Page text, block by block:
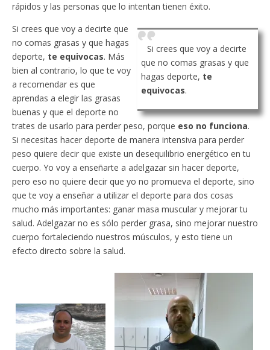
rápidos y las personas que lo intentan tienen éxito.
Si crees que voy a decirte
que no comas grasas y que
hagas deporte, te
equivocas.
Si crees que voy a decirte que
no comas grasas y que hagas
deporte, te equivocas. Más
bien al contrario, lo que te voy
a recomendar es que
aprendas a elegir las grasas
buenas y que el deporte no
trates de usarlo para perder peso, porque eso no funciona.
Si necesitas hacer deporte de manera intensiva para perder
peso quiere decir que existe un desequilibrio energético en tu
cuerpo. Yo voy a enseñarte a adelgazar sin hacer deporte,
pero eso no quiere decir que yo no promueva el deporte, sino
que te voy a enseñar a utilizar el deporte para dos cosas
mucho más importantes: ganar masa muscular y mejorar tu
salud. Adelgazar no es sólo perder grasa, sino mejorar nuestro
cuerpo fortaleciendo nuestros músculos, y esto tiene un
efecto directo sobre la salud.